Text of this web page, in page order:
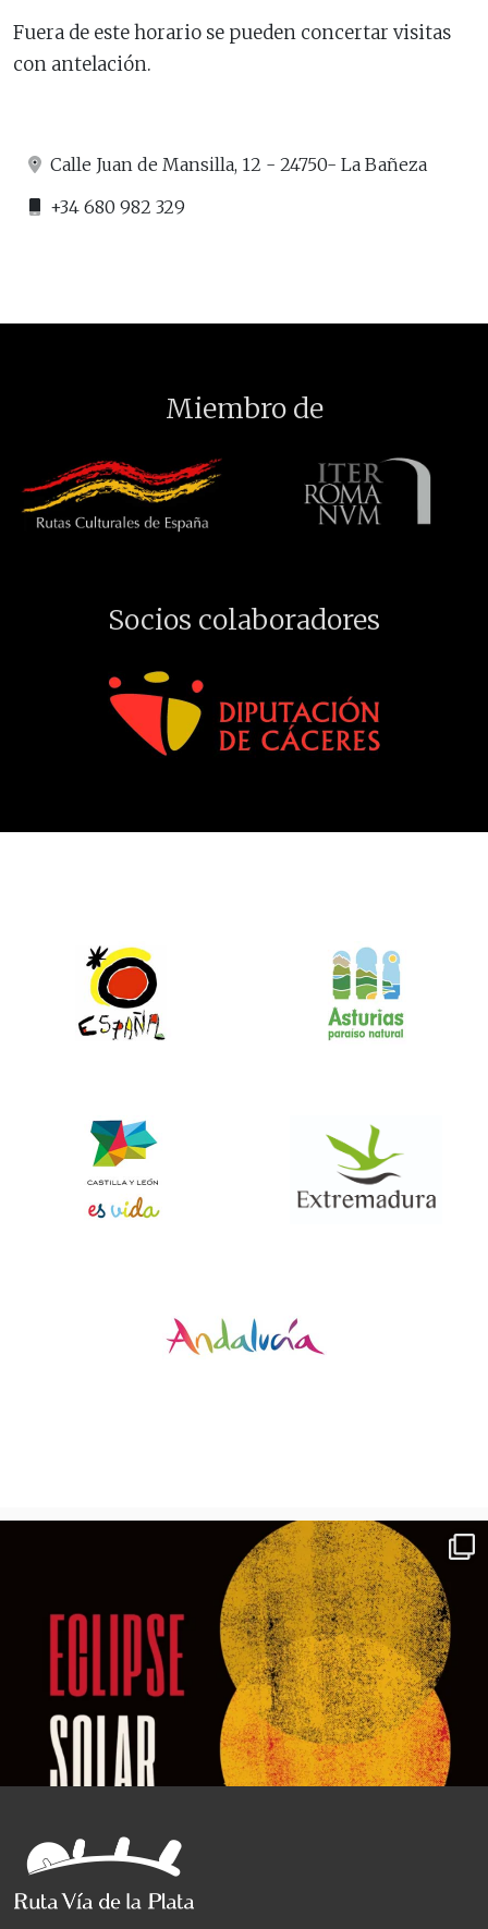
Fuera de este horario se pueden concertar visitas
con antelación.
Calle Juan de Mansilla, 12 - 24750- La Bañeza
+34 680 982 329
Miembro de
Socios colaboradores